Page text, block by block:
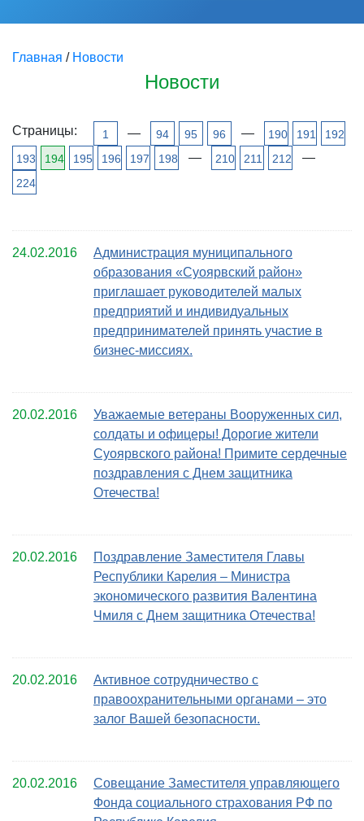
Главная / Новости
Новости
Страницы: 1 — 94 95 96 — 190 191
192
193
194 195 196 197 198 — 210 211 212 —
224
24.02.2016
Администрация муниципального
образования «Суоярвский район»
приглашает руководителей малых
предприятий и индивидуальных
предпринимателей принять участие в
бизнес-миссиях.
20.02.2016
Уважаемые ветераны Вооруженных сил,
солдаты и офицеры! Дорогие жители
Суоярвского района! Примите сердечные
поздравления с Днем защитника
Отечества!
20.02.2016
Поздравление Заместителя Главы
Республики Карелия – Министра
экономического развития Валентина
Чмиля с Днем защитника Отечества!
20.02.2016
Активное сотрудничество с
правоохранительными органами – это
залог Вашей безопасности.
20.02.2016
Совещание Заместителя управляющего
Фонда социального страхования РФ по